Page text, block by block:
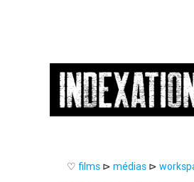
♡ films ⊳ médias ⊳